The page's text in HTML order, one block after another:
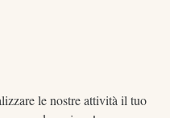
le nostre attività il tuo